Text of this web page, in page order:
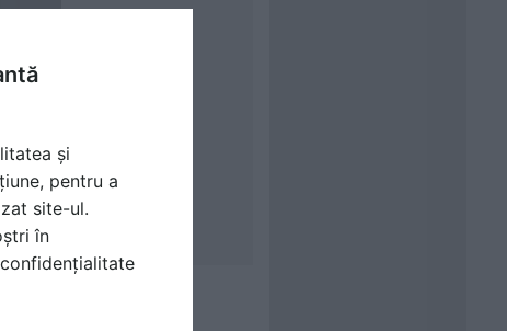
și
pentru a
site-ul.
în